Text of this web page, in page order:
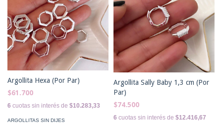
Argollita Hexa (Por Par)
$61.700
6 cuotas sin interés de $10.283,33
ARGOLLITAS SIN DIJES
Argollita Sally Baby 1,3 cm (Por
Par)
$74.500
6 cuotas sin interés de $12.416,67